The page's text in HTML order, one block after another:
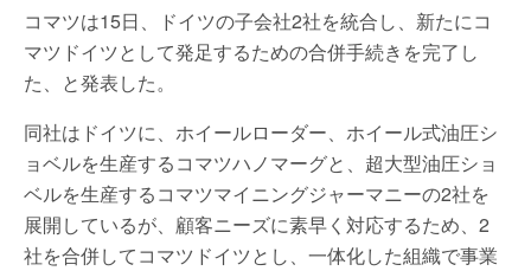
コマツは15日、ドイツの子会社2社を統合し、新たにコ
マツドイツとして発足するための合併手続きを完了し
た、と発表した。
同社はドイツに、ホイールローダー、ホイール式油圧シ
ョベルを生産するコマツハノマーグと、超大型油圧ショ
ベルを生産するコマツマイニングジャーマニーの2社を
展開しているが、顧客ニーズに素早く対応するため、2
社を合併してコマツドイツとし、一体化した組織で事業